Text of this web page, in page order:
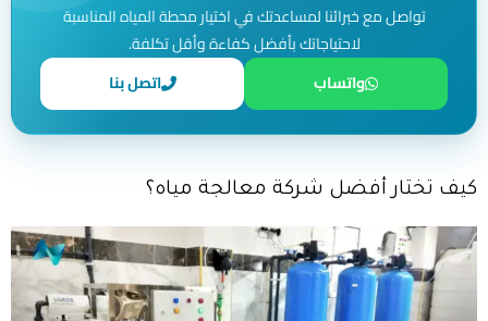
تواصل مع خبرائنا لمساعدتك في اختيار محطة المياه المناسبة
لاحتياجاتك بأفضل كفاءة وأقل تكلفة.
واتساب
اتصل بنا
كيف تختار أفضل شركة معالجة مياه؟